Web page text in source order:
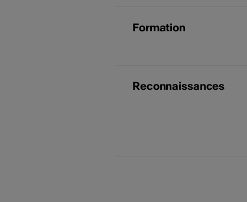
Formation
Reconnaissances